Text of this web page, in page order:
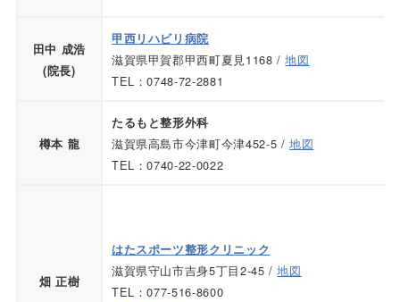
田中 成浩
(院長)
甲西リハビリ病院
滋賀県甲賀郡甲西町夏見1168 /地図
TEL：0748-72-2881
樽本 龍
たるもと整形外科
滋賀県高島市今津町今津452-5 /地図
TEL：0740-22-0022
畑 正樹
はたスポーツ整形クリニック
滋賀県守山市吉身5丁目2-45 /地図
TEL：077-516-8600